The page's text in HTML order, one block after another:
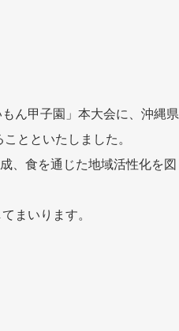
ん甲子園」本大会に、沖縄県
とといたしました。
、食を通じた地域活性化を図
まいります。